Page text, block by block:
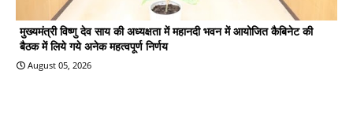
मुख्यमंत्री विष्णु देव साय की अध्यक्षता में महानदी भवन में आयोजित कैबिनेट की
बैठक में लिये गये अनेक महत्वपूर्ण निर्णय
August 05, 2026